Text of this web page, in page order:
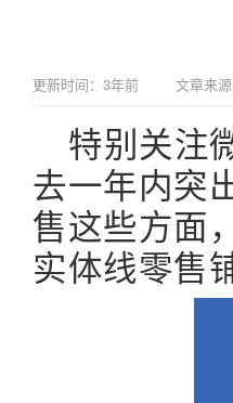
更新时间：3年前 文章来
特别关注
去一年内突
售这些方面
实体线零售